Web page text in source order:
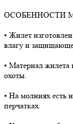
ОСОБЕННОСТИ
• Жилет
влагу и
• Материал жилета
охоты.
• На молниях есть
перчатках.